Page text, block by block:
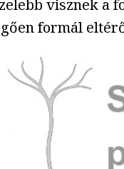
visznek a
formál